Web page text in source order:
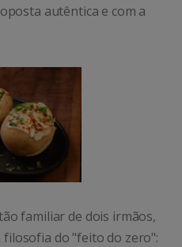
autêntica e com a
familiar de dois irmãos,
do "feito do zero":